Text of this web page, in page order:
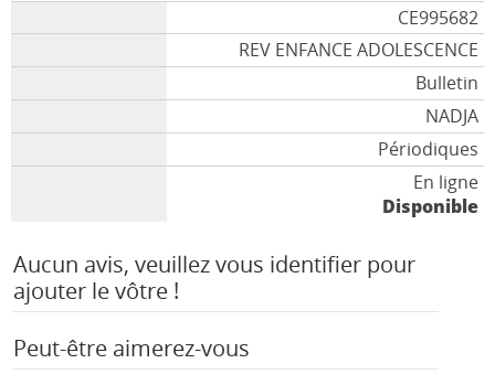
CE995682
REV ENFANCE ADOLESCENCE
Bulletin
NADJA
Périodiques
En ligne
Disponible
Aucun avis, veuillez vous identifier pour
ajouter le vôtre !
Peut-être aimerez-vous